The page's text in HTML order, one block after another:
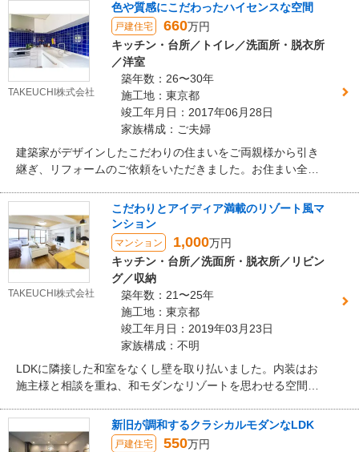
TAKEUCHI株式会社
色や質感にこだわったハイセンスな空間
戸建住宅 660万円
キッチン・台所／トイレ／洗面所・脱衣所
／洋室
築年数：26〜30年
施工地：東京都
竣工年月日：2017年06月28日
家族構成：ご夫婦
建築家がデザインしたこだわりの住まいをご両親様から引き
継ぎ、リフォームのご依頼をいただきました。お住まい全体
度と特殊なため、天板に加工を加えて施工させていただきま
した。
TAKEUCHI株式会社
こだわりとアイディア満載のリゾート風マ
ンション
マンション 1,000万円
キッチン・台所／洗面所・脱衣所／リビン
グ／収納
築年数：21〜25年
施工地：東京都
竣工年月日：2019年03月23日
家族構成：不明
LDKに隣接した和室をなくし壁を取り払いました。内装はお
施主様と相談を重ね、和モダンなリゾートを思わせる空間に
新旧が調和するクラシカルモダンなLDK
戸建住宅 550万円